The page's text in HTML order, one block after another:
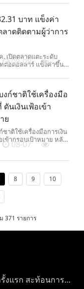
บาท แข็งค่า
าดติดตามผู้ว่าการ
. เปิดตลาดแตะระดับ
ทต่อดอลลาร์ แข็งค่าขึ้น
มผู้ว่าการเฟดคนใหม่
08-08
ก์ชาติใช้เครื่องมือ
ดันเงินเฟ้อเข้า
ย
าติใช้เครื่องมือการเงิน
เข้ากรอบเป้าหมาย หลัง
ต่ำกว่าเป้าหมาย
08-07
8 9 10
371 รายการ
งแรก สะท้อนการ